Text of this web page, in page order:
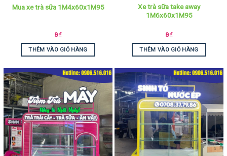
Mua xe trà sữa 1M4x60x1M95
9₫
THÊM VÀO GIỎ HÀNG
Xe trà sữa take away
1M6x60x1M95
9₫
THÊM VÀO GIỎ HÀNG